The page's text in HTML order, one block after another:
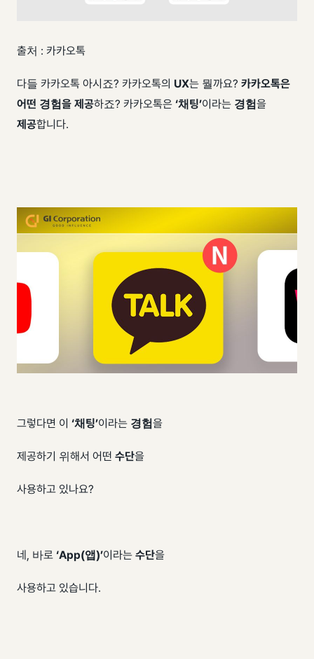
출처 : 카카오톡
​ 다들 카카오톡 아시죠? 카카오톡의 UX는 뭘까요? 카카오톡은
어떤 경험을 제공하죠? 카카오톡은 ‘채팅’이라는 경험을
제공합니다.
그렇다면 이 ‘채팅’이라는 경험을
제공하기 위해서 어떤 수단을
사용하고 있나요?
네, 바로 ‘App(앱)’이라는 수단을
사용하고 있습니다.